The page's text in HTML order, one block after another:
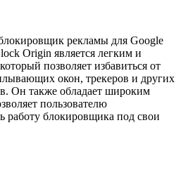
рекламы для Google
Origin является легким и
позволяет избавиться от
окон, трекеров и других
Он также обладает широким
пользователю
работу блокировщика под свои